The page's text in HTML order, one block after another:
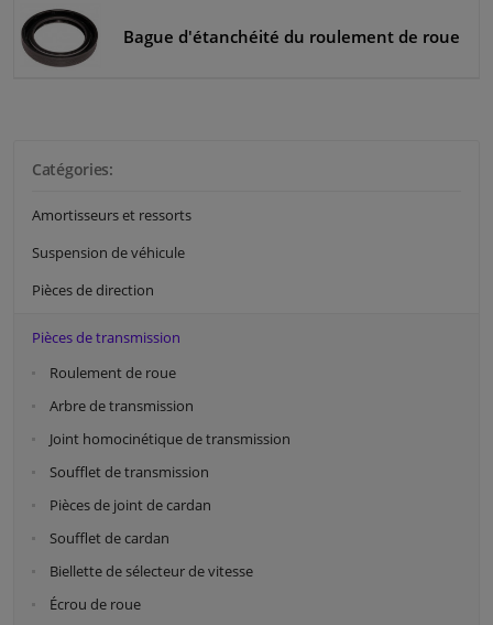
Catégories:
Amortisseurs et ressorts
Suspension de véhicule
Pièces de direction
Pièces de transmission
Roulement de roue
Arbre de transmission
Joint homocinétique de transmission
Soufflet de transmission
Pièces de joint de cardan
Soufflet de cardan
Biellette de sélecteur de vitesse
Écrou de roue
Bague d'étanchéité du roulement de roue